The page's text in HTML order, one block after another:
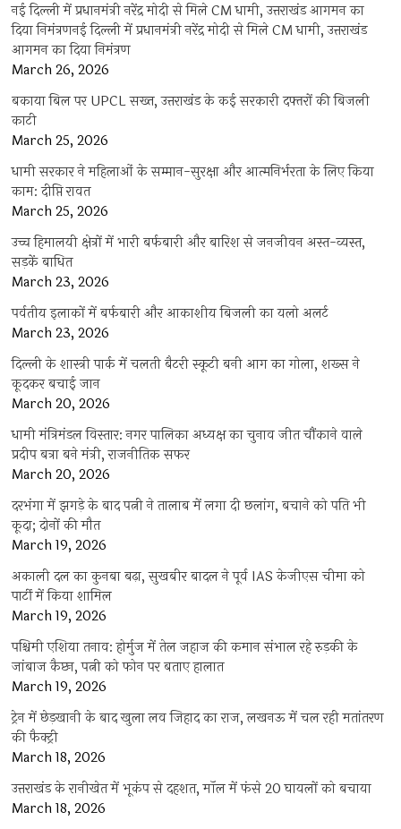
नई दिल्ली में प्रधानमंत्री नरेंद्र मोदी से मिले CM धामी, उत्तराखंड आगमन का
दिया निमंत्रणनई दिल्ली में प्रधानमंत्री नरेंद्र मोदी से मिले CM धामी, उत्तराखंड
आगमन का दिया निमंत्रण
March 26, 2026
बकाया बिल पर UPCL सख्त, उत्तराखंड के कई सरकारी दफ्तरों की बिजली
काटी
March 25, 2026
धामी सरकार ने महिलाओं के सम्मान-सुरक्षा और आत्मनिर्भरता के लिए किया
काम: दीप्ति रावत
March 25, 2026
उच्च हिमालयी क्षेत्रों में भारी बर्फबारी और बारिश से जनजीवन अस्त-व्यस्त,
सड़कें बाधित
March 23, 2026
पर्वतीय इलाकों में बर्फबारी और आकाशीय बिजली का यलो अलर्ट
March 23, 2026
दिल्ली के शास्त्री पार्क में चलती बैटरी स्कूटी बनी आग का गोला, शख्स ने
कूदकर बचाई जान
March 20, 2026
धामी मंत्रिमंडल विस्तार: नगर पालिका अध्यक्ष का चुनाव जीत चौंकाने वाले
प्रदीप बत्रा बने मंत्री, राजनीतिक सफर
March 20, 2026
दरभंगा में झगड़े के बाद पत्नी ने तालाब में लगा दी छलांग, बचाने को पति भी
कूदा; दोनों की मौत
March 19, 2026
अकाली दल का कुनबा बढ़ा, सुखबीर बादल ने पूर्व IAS केजीएस चीमा को
पार्टी में किया शामिल
March 19, 2026
पश्चिमी एशिया तनाव: होर्मुज में तेल जहाज की कमान संभाल रहे रुड़की के
जांबाज कैप्टन, पत्नी को फोन पर बताए हालात
March 19, 2026
ट्रेन में छेड़खानी के बाद खुला लव जिहाद का राज, लखनऊ में चल रही मतांतरण
की फैक्ट्री
March 18, 2026
उत्तराखंड के रानीखेत में भूकंप से दहशत, मॉल में फंसे 20 घायलों को बचाया
March 18, 2026